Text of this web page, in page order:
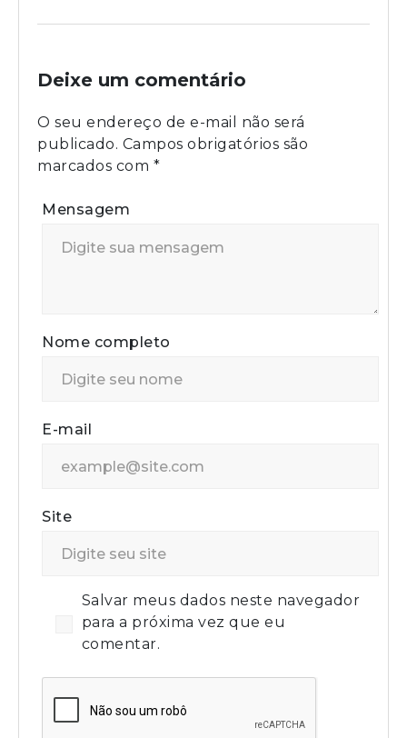
Deixe um comentário
O seu endereço de e-mail não será
publicado. Campos obrigatórios são
marcados com *
Mensagem
Nome completo
E-mail
Site
Salvar meus dados neste navegador
para a próxima vez que eu
comentar.